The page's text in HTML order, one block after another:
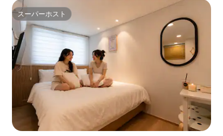
スーパーホスト
スーパーホスト